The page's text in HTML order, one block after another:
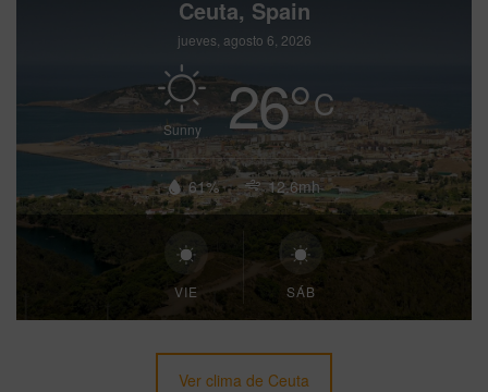
Ceuta, Spain
jueves, agosto 6, 2026
Sunny 26°C
61% 12.6mh
VIE SÁB
Ver clima de Ceuta